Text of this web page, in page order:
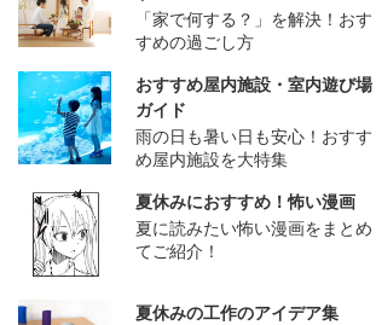
「家で何する？」を解決！おす
すめの過ごし方
おすすめ屋内施設・室内遊び場
ガイド
雨の日も暑い日も安心！おすす
め屋内施設を大特集
夏休みにおすすめ！怖い漫画
夏に読みたい怖い漫画をまとめ
てご紹介！
夏休みの工作のアイデア集